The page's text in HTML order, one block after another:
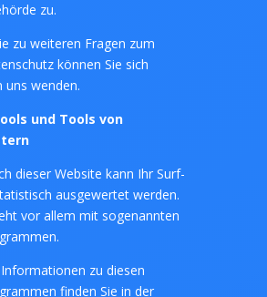
zu.
zu weiteren Fragen zum
können Sie sich
uns wenden.
und Tools von
dieser Website kann Ihr Surf-
ausgewertet werden.
vor allem mit sogenannten
zu diesen
finden Sie in der